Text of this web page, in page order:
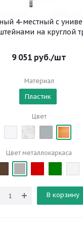
4-местный с
на круглой
9 051 руб./шт
Материал
Пластик
Цвет
Цвет металлокаркаса
В корзину